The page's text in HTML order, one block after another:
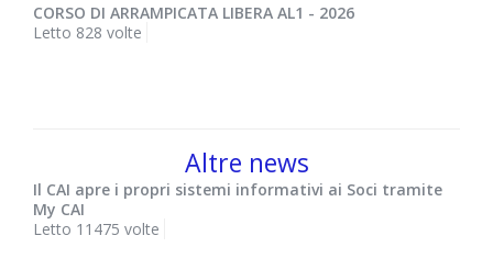
CORSO DI ARRAMPICATA LIBERA AL1 - 2026
Letto 828 volte
Altre news
Il CAI apre i propri sistemi informativi ai Soci tramite
My CAI
Letto 11475 volte